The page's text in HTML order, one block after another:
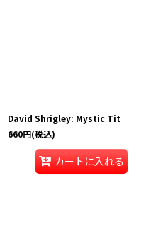
David Shrigley: Mystic Tit
660円(税込)
カートに入れる